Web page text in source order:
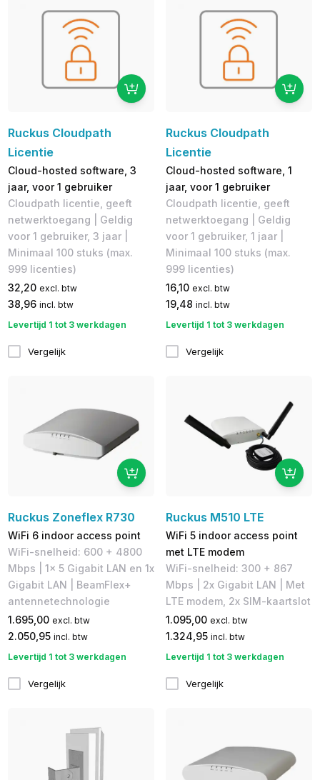
Ruckus Cloudpath
Licentie
Cloud-hosted software, 3
jaar, voor 1 gebruiker
Cloudpath licentie, geeft
netwerktoegang | Geldig
voor 1 gebruiker, 3 jaar |
Minimaal 100 stuks (max.
999 licenties)
32,20 excl. btw
38,96 incl. btw
Levertijd 1 tot 3 werkdagen
Vergelijk
Ruckus Cloudpath
Licentie
Cloud-hosted software, 1
jaar, voor 1 gebruiker
Cloudpath licentie, geeft
netwerktoegang | Geldig
voor 1 gebruiker, 1 jaar |
Minimaal 100 stuks (max.
999 licenties)
16,10 excl. btw
19,48 incl. btw
Levertijd 1 tot 3 werkdagen
Vergelijk
Ruckus Zoneflex R730
WiFi 6 indoor access point
WiFi-snelheid: 600 + 4800
Mbps | 1x 5 Gigabit LAN en 1x
Gigabit LAN | BeamFlex+
antennetechnologie
1.695,00 excl. btw
2.050,95 incl. btw
Levertijd 1 tot 3 werkdagen
Vergelijk
Ruckus M510 LTE
WiFi 5 indoor access point
met LTE modem
WiFi-snelheid: 300 + 867
Mbps | 2x Gigabit LAN | Met
LTE modem, 2x SIM-kaartslot
1.095,00 excl. btw
1.324,95 incl. btw
Levertijd 1 tot 3 werkdagen
Vergelijk